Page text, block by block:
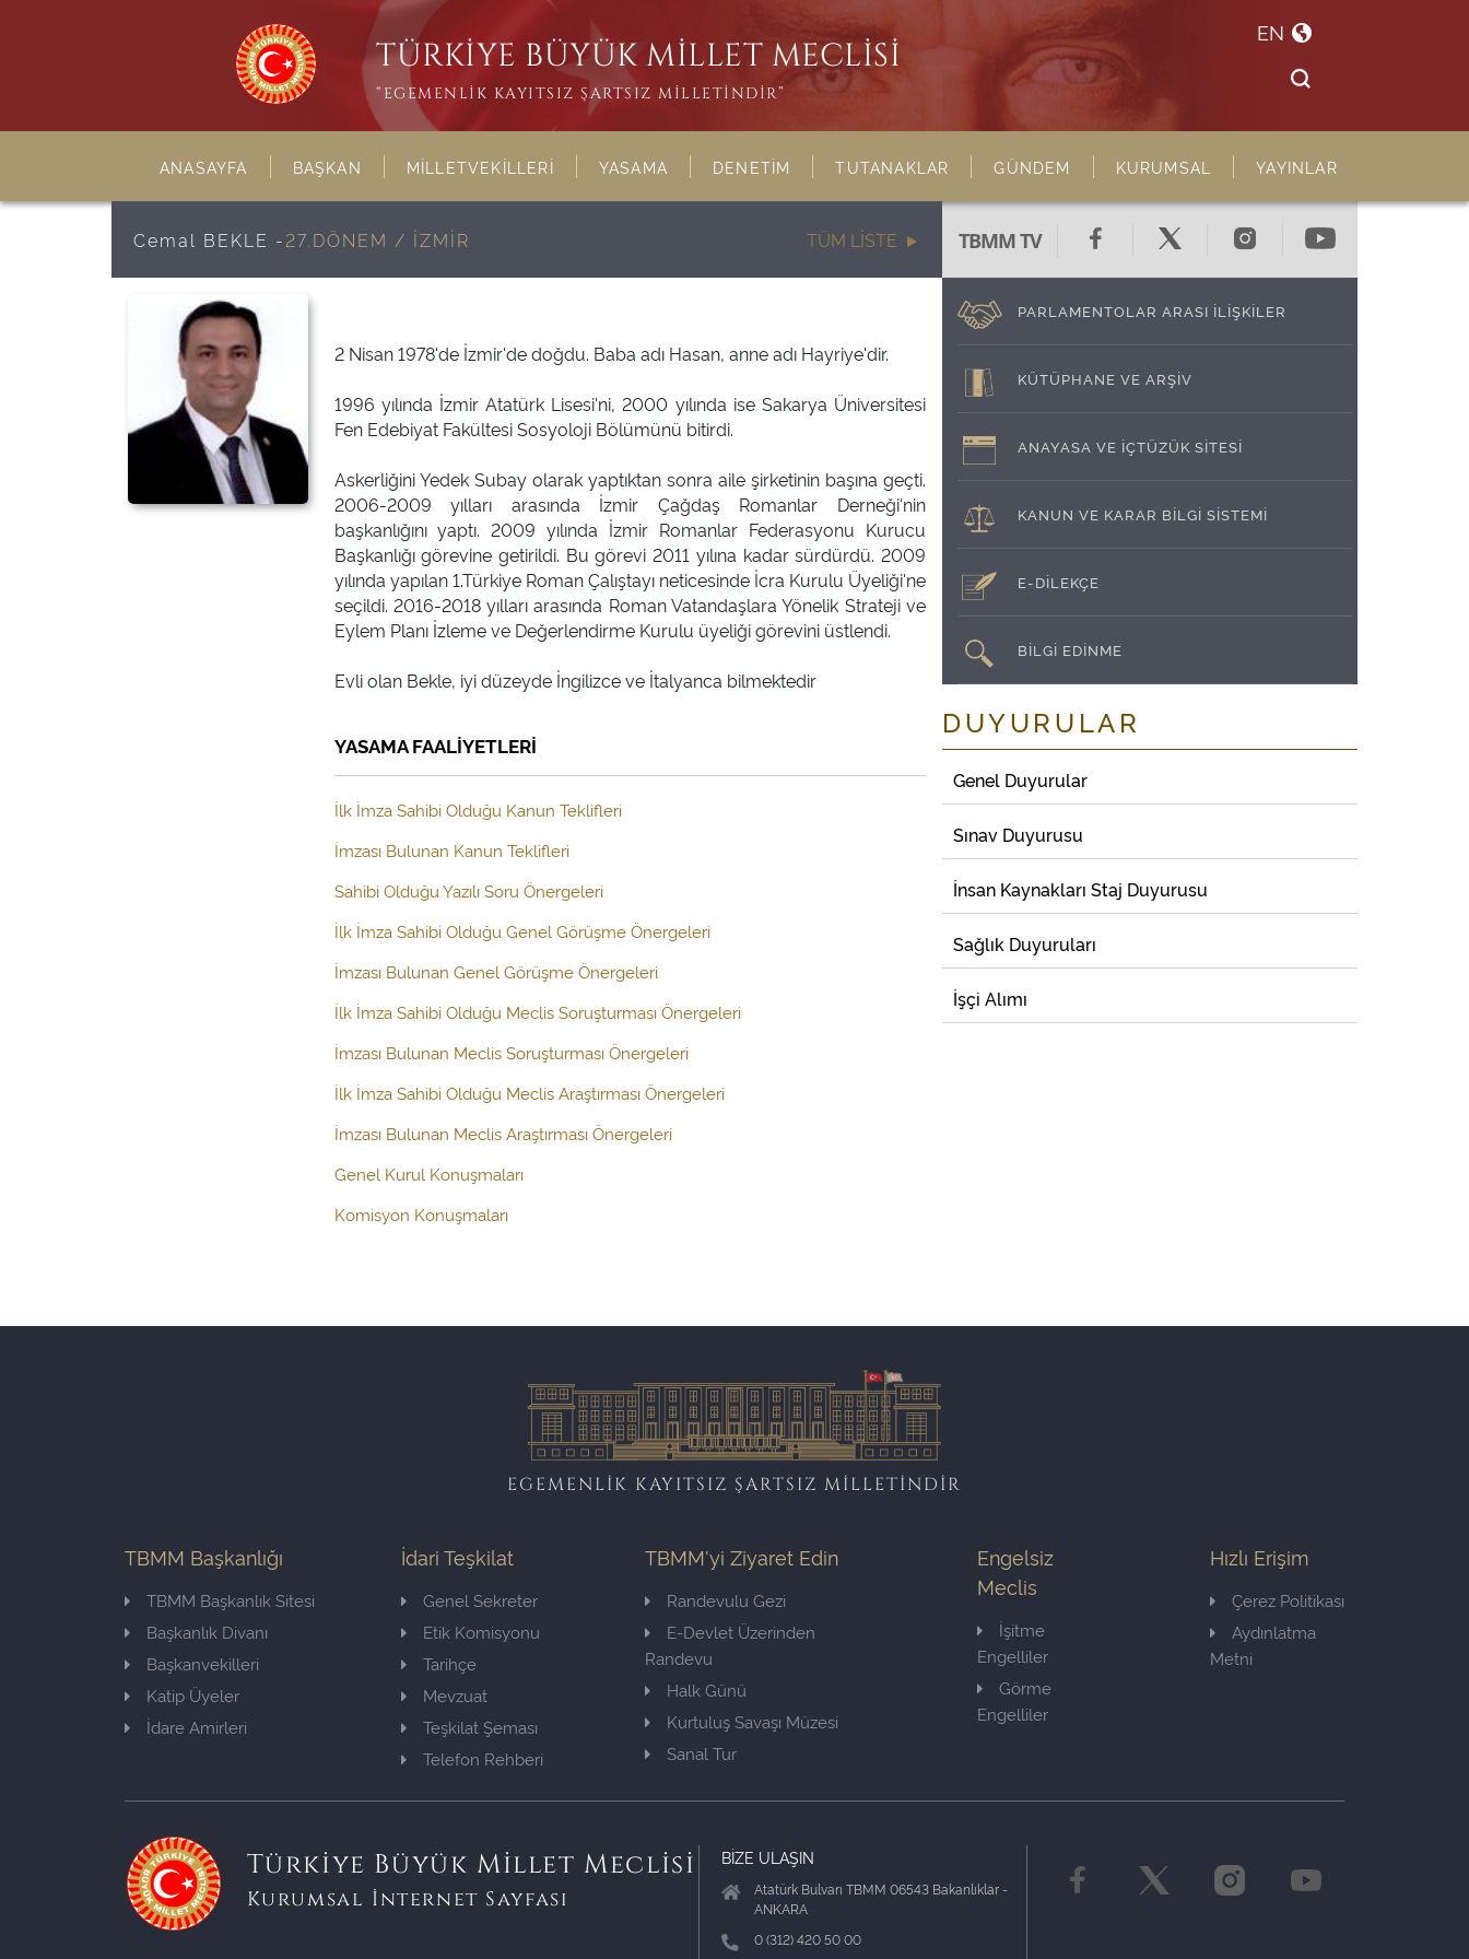
TÜRKİYE BÜYÜK MİLLET MECLİSİ
“EGEMENLİK KAYITSIZ ŞARTSIZ MİLLETİNDİR”
EN
ANASAYFA BAŞKAN MİLLETVEKİLLERİ YASAMA DENETİM TUTANAKLAR GÜNDEM KURUMSAL YAYINLAR
Cemal BEKLE -27.DÖNEM / İZMİR TÜM LİSTE
2 Nisan 1978'de İzmir'de doğdu. Baba adı Hasan, anne adı Hayriye'dir.
1996 yılında İzmir Atatürk Lisesi'ni, 2000 yılında ise Sakarya Üniversitesi
Fen Edebiyat Fakültesi Sosyoloji Bölümünü bitirdi.
Askerliğini Yedek Subay olarak yaptıktan sonra aile şirketinin başına geçti.
2006-2009 yılları arasında İzmir Çağdaş Romanlar Derneği'nin
başkanlığını yaptı. 2009 yılında İzmir Romanlar Federasyonu Kurucu
Başkanlığı görevine getirildi. Bu görevi 2011 yılına kadar sürdürdü. 2009
yılında yapılan 1.Türkiye Roman Çalıştayı neticesinde İcra Kurulu Üyeliği'ne
seçildi. 2016-2018 yılları arasında Roman Vatandaşlara Yönelik Strateji ve
Eylem Planı İzleme ve Değerlendirme Kurulu üyeliği görevini üstlendi.
Evli olan Bekle, iyi düzeyde İngilizce ve İtalyanca bilmektedir
YASAMA FAALİYETLERİ
İlk İmza Sahibi Olduğu Kanun Teklifleri
İmzası Bulunan Kanun Teklifleri
Sahibi Olduğu Yazılı Soru Önergeleri
İlk İmza Sahibi Olduğu Genel Görüşme Önergeleri
İmzası Bulunan Genel Görüşme Önergeleri
İlk İmza Sahibi Olduğu Meclis Soruşturması Önergeleri
İmzası Bulunan Meclis Soruşturması Önergeleri
İlk İmza Sahibi Olduğu Meclis Araştırması Önergeleri
İmzası Bulunan Meclis Araştırması Önergeleri
Genel Kurul Konuşmaları
Komisyon Konuşmaları
TBMM TV
PARLAMENTOLAR ARASI İLİŞKİLER
KÜTÜPHANE VE ARŞİV
ANAYASA VE İÇTÜZÜK SİTESİ
KANUN VE KARAR BİLGİ SİSTEMİ
E-DİLEKÇE
BİLGİ EDİNME
DUYURULAR
Genel Duyurular
Sınav Duyurusu
İnsan Kaynakları Staj Duyurusu
Sağlık Duyuruları
İşçi Alımı
EGEMENLİK KAYITSIZ ŞARTSIZ MİLLETİNDİR
TBMM Başkanlığı
TBMM Başkanlık Sitesi
Başkanlık Divanı
Başkanvekilleri
Katip Üyeler
İdare Amirleri
İdari Teşkilat
Genel Sekreter
Etik Komisyonu
Tarihçe
Mevzuat
Teşkilat Şeması
Telefon Rehberi
TBMM'yi Ziyaret Edin
Randevulu Gezi
E-Devlet Üzerinden
Randevu
Halk Günü
Kurtuluş Savaşı Müzesi
Sanal Tur
Engelsiz
Meclis
İşitme
Engelliler
Görme
Engelliler
Hızlı Erişim
Çerez Politikası
Aydınlatma
Metni
Türkiye Büyük Millet Meclisi
Kurumsal İnternet Sayfası
BİZE ULAŞIN
Atatürk Bulvarı TBMM 06543 Bakanlıklar -
ANKARA
0 (312) 420 50 00